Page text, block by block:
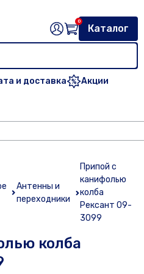
и доставка Акции
Каталог
0
Антенны и
переходники
Припой с
канифолью
колба
Рексант 09-
3099
колба